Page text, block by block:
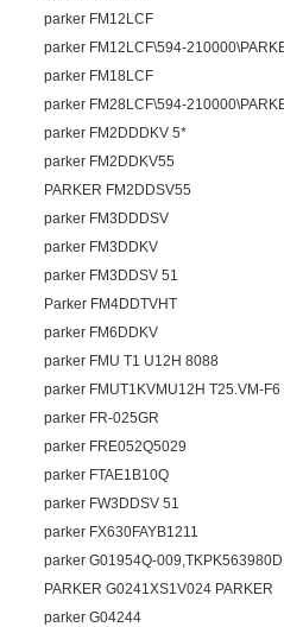
parker FM12LCF
parker FM12LCF\594-
parker FM18LCF
parker FM28LCF\594-
parker FM2DDDKV 5*
parker FM2DDKV55
PARKER FM2DDSV55
parker FM3DDDSV
parker FM3DDKV
parker FM3DDSV 51
Parker FM4DDTVHT
parker FM6DDKV
parker FMU T1 U12H 8088
parker FMUT1KVMU12H T25.VM-F6
parker FR-025GR
parker FRE052Q5029
parker FTAE1B10Q
parker FW3DDSV 51
parker FX630FAYB1211
parker G01954Q-
PARKER G0241XS1V024 PARKER
parker G04244